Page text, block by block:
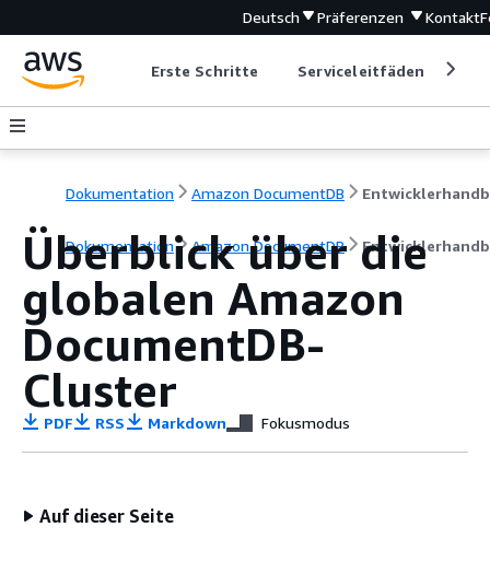
Deutsch Präferenzen Kontakt
Erste Schritte Serviceleitfäden
Dokumentation Amazon DocumentDB
Dokumentation Amazon DocumentDB
Überblick über die
globalen Amazon
DocumentDB-
Cluster
PDF RSS Markdown Fokusmodus
Auf dieser Seite